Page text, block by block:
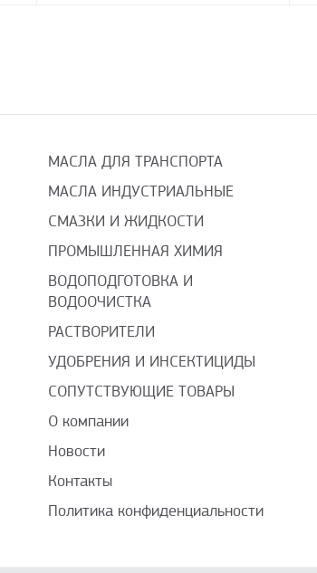
МАСЛА ДЛЯ ТРАНСПОРТА
МАСЛА ИНДУСТРИАЛЬНЫЕ
СМАЗКИ И ЖИДКОСТИ
ПРОМЫШЛЕННАЯ ХИМИЯ
ВОДОПОДГОТОВКА И
ВОДООЧИСТКА
РАСТВОРИТЕЛИ
УДОБРЕНИЯ И ИНСЕКТИЦИДЫ
СОПУТСТВУЮЩИЕ ТОВАРЫ
О компании
Новости
Контакты
Политика конфиденциальности